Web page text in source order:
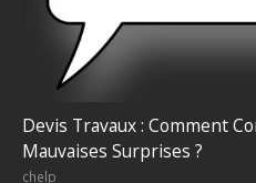
Devis Travaux : Comment
Mauvaises Surprises ?
chelp